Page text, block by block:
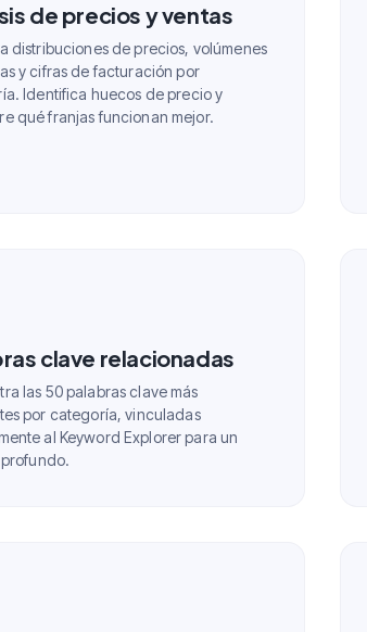
de precios y ventas
distribuciones de precios, volúmenes
y cifras de facturación por
Identifica huecos de precio y
qué franjas funcionan mejor.
clave relacionadas
las 50 palabras clave más
por categoría, vinculadas
al Keyword Explorer para un